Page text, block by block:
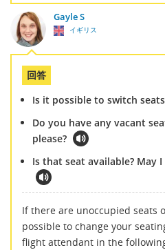
Gayle S
イギリス
回答
Is it possible to switch
Do you have any vacant
please?
Is that seat available? May
If there are unoccupied seats
possible to change your
flight attendant in the